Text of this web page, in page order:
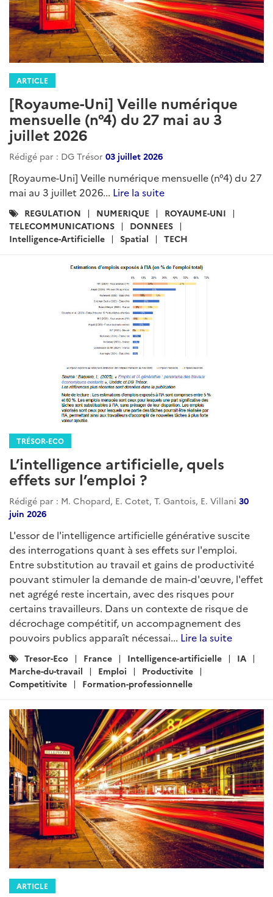
ARTICLE
[Royaume-Uni] Veille numérique
mensuelle (n°4) du 27 mai au 3
juillet 2026
Rédigé par : DG Trésor 03 juillet 2026
[Royaume-Uni] Veille numérique mensuelle (n°4) du 27
mai au 3 juillet 2026... Lire la suite
Catégories
:
REGULATION NUMERIQUE
ROYAUME-UNI
TELECOMMUNICATIONS
DONNEES
Intelligence-Artificielle
Spatial TECH
TRÉSOR-ECO
L’intelligence artificielle, quels
effets sur l’emploi ?
Rédigé par : M. Chopard, E. Cotet, T. Gantois, E. Villani 30
juin 2026
L'essor de l'intelligence artificielle générative suscite
des interrogations quant à ses effets sur l'emploi.
Entre substitution au travail et gains de productivité
pouvant stimuler la demande de main-d'œuvre, l'effet
net agrégé reste incertain, avec des risques pour
certains travailleurs. Dans un contexte de risque de
décrochage compétitif, un accompagnement des
pouvoirs publics apparaît nécessai... Lire la suite
Catégories
:
Tresor-Eco France Intelligence-artificielle
IA
Marche-du-travail
Emploi
Productivite
Competitivite
Formation-professionnelle
ARTICLE